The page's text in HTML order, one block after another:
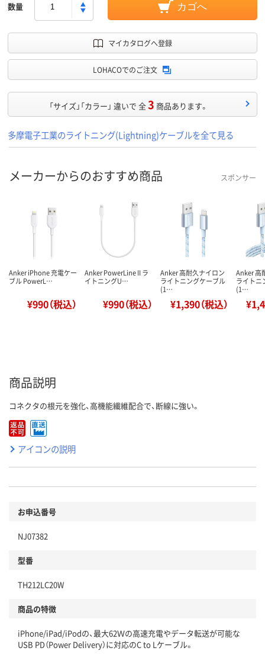
数量 カゴへ
マイカタログへ登録
LOHACOでのご注文
「サイズ」「カラー」 違いで 全3 商品あります。
多摩電子工業のライトニング(Lightning)ケーブルを全て見る
メーカーからのおすすめ商品 スポンサー
Anker iPhone 充電ケー
ブル PowerL…
¥990（税込）
Anker PowerLine II ラ
イトニングU…
¥990（税込）
Anker 高耐久ナイロン
ライトニングケーブル
(1…
¥1,390（税込）
Anker 高
ライトニ
(1…
商品説明
コネクタの根元を強化、高機能繊維配合で、断線に強い。
アイコンの説明
お申込番号
NJ07382
型番
TH212LC20W
商品の特徴
iPhone/iPad/iPodの、最大62Ｗの高速充電やデータ転送が可能な
USB PD（Power Delivery）に対応のC to Lケーブル。